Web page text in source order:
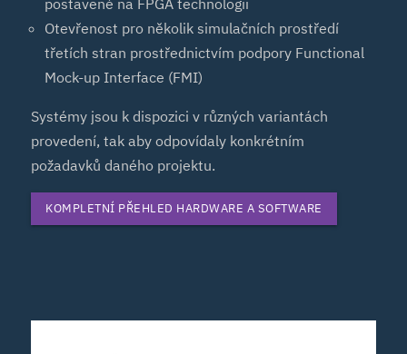
Otevřenost pro několik simulačních prostředí
třetích stran prostřednictvím podpory Functional
Mock-up Interface (FMI)
Systémy jsou k dispozici v různých variantách
provedení, tak aby odpovídaly konkrétním
požadavků daného projektu.
KOMPLETNÍ PŘEHLED HARDWARE A SOFTWARE